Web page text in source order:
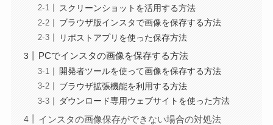
スクリーンショットを活用する方法
ブラウザ版インスタで画像を保存する方法
リポストアプリを使った保存方法
PCでインスタの画像を保存する方法
開発者ツールを使って画像を保存する方法
ブラウザ拡張機能を利用する方法
ダウンロード専用ウェブサイトを使った方法
インスタの画像保存ができない場合の対処法